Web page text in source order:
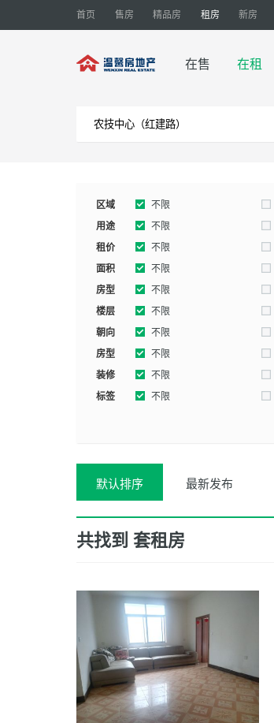
首页 售房 精品房 租房 新房
在售 在租
区域 不限
用途
不限
别墅
租价
不限
2000-3000元
面积
不限
160-180平米
房型
不限
五室以上
楼层
不限
朝向
不限
西南
房型
不限
装修
不限
标签
不限
默认排序 最新发布
共找到 套租房